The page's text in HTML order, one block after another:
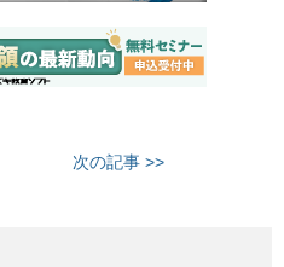
次の記事 >>